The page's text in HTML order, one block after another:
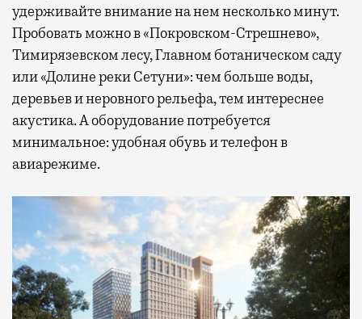
удерживайте внимание на нем несколько минут.
Пробовать можно в «Покровском-Стрешнево»,
Тимирязевском лесу, Главном ботаническом саду
или «Долине реки Сетуни»: чем больше воды,
деревьев и неровного рельефа, тем интереснее
акустика. А оборудование потребуется
минимальное: удобная обувь и телефон в
авиарежиме.